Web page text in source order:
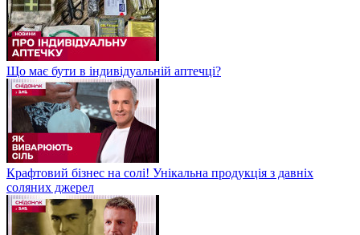
Що має бути в індивідуальній аптечці?
Крафтовий бізнес на солі! Унікальна продукція з давніх
соляних джерел